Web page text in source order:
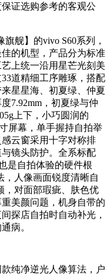
证选购参考的客观公
舰】的vivo S60系列，
的机型，产品分为标准
上统一沿用星芒光刻美
道精细工序雕琢，搭配
星星海、初夏绿、仲夏
7.92mm，初夏绿与仲
上下，小巧圆润的
屏幕，单手握持自拍举
云窗采用十字对称排
镜头防护。全系标配
是自拍体验的硬件根
，人像画面锐度清晰自
，对面部瑕疵、肤色优
美颜问题，机身自带的
探店自拍时自动补光，
病。
纯净逆光人像算法，户